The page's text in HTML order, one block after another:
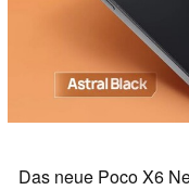
Das neue Poco X6